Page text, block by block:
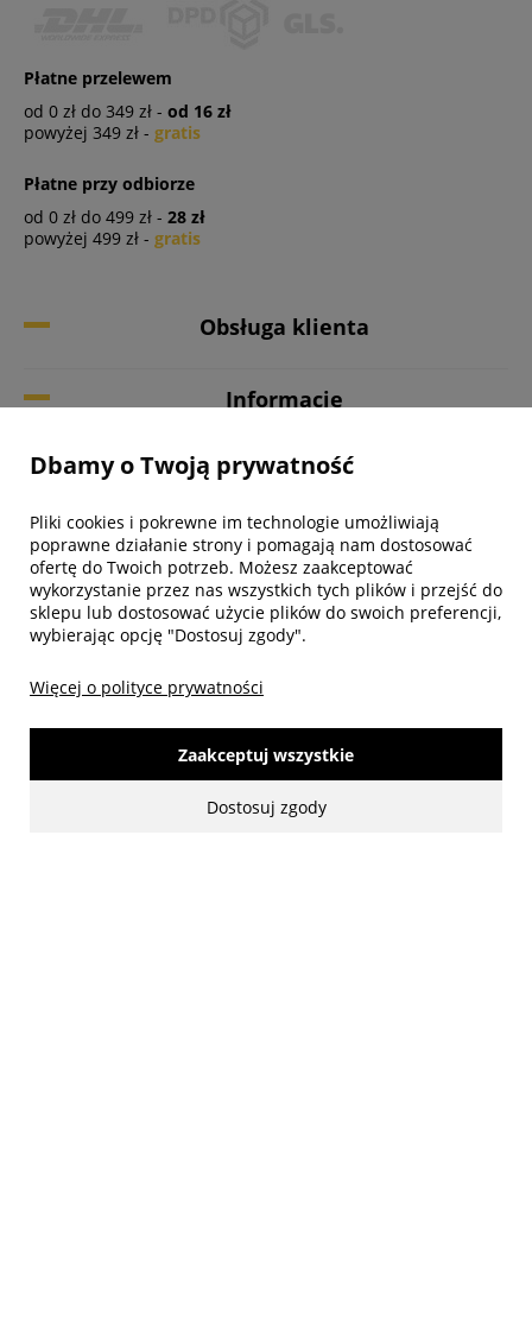
Płatne przelewem
od 0 zł do 349 zł - od 16 zł
powyżej 349 zł - gratis
Płatne przy odbiorze
od 0 zł do 499 zł - 28 zł
powyżej 499 zł - gratis
Obsługa klienta
Informacje
Twoje konto
Biuro obsługi klienta
Dbamy o Twoją prywatność
Pliki cookies i pokrewne im technologie umożliwiają
poprawne działanie strony i pomagają nam dostosować
ofertę do Twoich potrzeb. Możesz zaakceptować
wykorzystanie przez nas wszystkich tych plików i przejść do
sklepu lub dostosować użycie plików do swoich preferencji,
wybierając opcję "Dostosuj zgody".
Więcej o polityce prywatności
Dostosuj zgody
Zaakceptuj wszystkie